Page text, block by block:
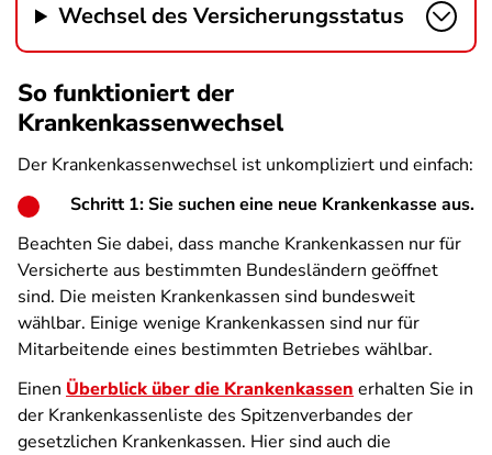
Wechsel des Versicherungsstatus
So funktioniert der
Krankenkassenwechsel
Der Krankenkassenwechsel ist unkompliziert und einfach:
Schritt 1: Sie suchen eine neue Krankenkasse aus.
Beachten Sie dabei, dass manche Krankenkassen nur für
Versicherte aus bestimmten Bundesländern geöffnet
sind. Die meisten Krankenkassen sind bundesweit
wählbar. Einige wenige Krankenkassen sind nur für
Mitarbeitende eines bestimmten Betriebes wählbar.
Einen Überblick über die Krankenkassen erhalten Sie in
der Krankenkassenliste des Spitzenverbandes der
gesetzlichen Krankenkassen. Hier sind auch die